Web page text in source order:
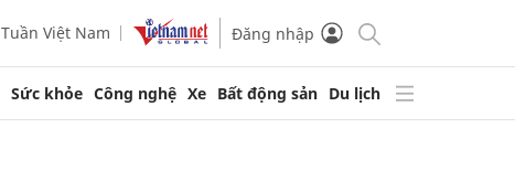
Tuần Việt Nam Đăng nhập
Sức khỏe Công nghệ Xe Bất động sản Du lịch